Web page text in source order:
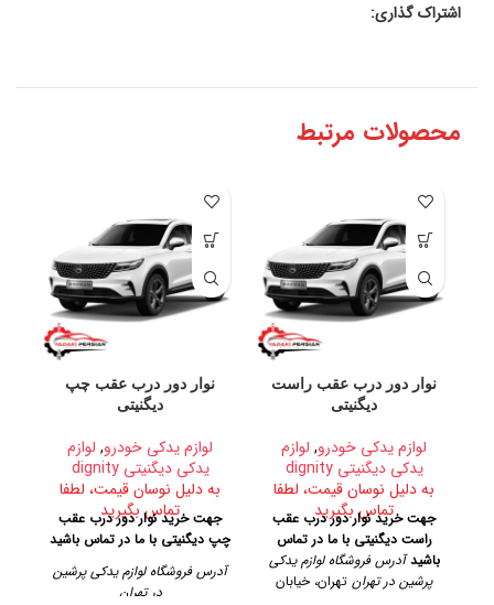
اشتراک گذاری:
محصولات مرتبط
نوار دور درب عقب راست
دیگنیتی
لوازم یدکی خودرو, لوازم
یدکی دیگنیتی dignity
به دلیل نوسان قیمت، لطفا
تماس بگیرید
جهت خرید نوار دور درب عقب
راست دیگنیتی با ما در تماس
باشید آدرس فروشگاه لوازم یدکی
پرشین در تهران تهران، خیابان
نوار دور درب عقب چپ
دیگنیتی
لوازم یدکی خودرو, لوازم
یدکی دیگنیتی dignity
به دلیل نوسان قیمت، لطفا
تماس بگیرید
جهت خرید نوار دور درب عقب
چپ دیگنیتی با ما در تماس باشید
آدرس فروشگاه لوازم یدکی پرشین
در تهران